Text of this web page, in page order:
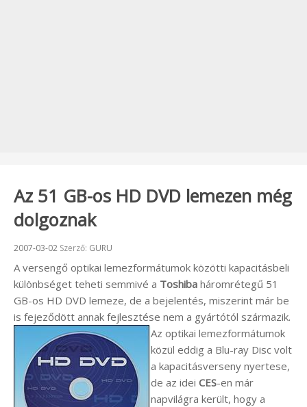
Az 51 GB-os HD DVD lemezen még
dolgoznak
Beküldve:
2007-03-02 Szerző: GURU
A versengő optikai lemezformátumok közötti kapacitásbeli
különbséget teheti semmivé a Toshiba háromrétegű 51
GB-os HD DVD lemeze, de a bejelentés, miszerint már be
is fejeződött annak fejlesztése nem a gyártótól származik.
Az optikai lemezformátumok
közül eddig a Blu-ray Disc volt
a kapacitásverseny nyertese,
de az idei CES-en már
napvilágra került, hogy a